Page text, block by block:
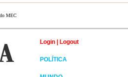
MEC
Login Logout
POLÍTICA